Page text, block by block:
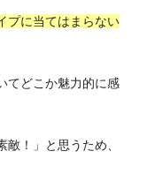
プに当てはまらない
てどこか魅力的に感
！」と思うため、